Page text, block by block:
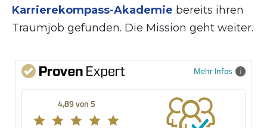
Karrierekompass-Akademie bereits ihren
Traumjob gefunden. Die Mission geht weiter.
Mehr Infos
4,89 von 5